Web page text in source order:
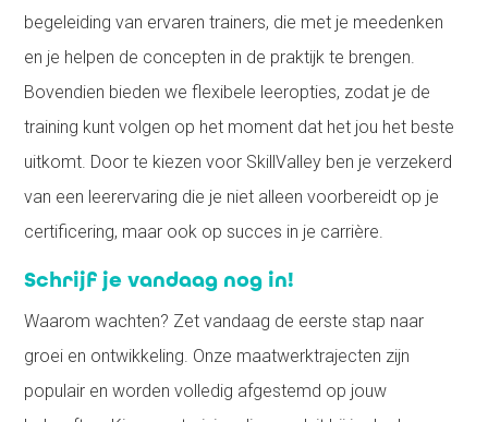
begeleiding van ervaren trainers, die met je meedenken
en je helpen de concepten in de praktijk te brengen.
Bovendien bieden we flexibele leeropties, zodat je de
training kunt volgen op het moment dat het jou het beste
uitkomt. Door te kiezen voor SkillValley ben je verzekerd
van een leerervaring die je niet alleen voorbereidt op je
certificering, maar ook op succes in je carrière.
Schrijf je vandaag nog in!
Waarom wachten? Zet vandaag de eerste stap naar
groei en ontwikkeling. Onze maatwerktrajecten zijn
populair en worden volledig afgestemd op jouw